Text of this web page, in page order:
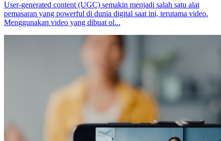
User-generated content (UGC) semakin menjadi salah satu alat
pemasaran yang powerful di dunia digital saat ini, terutama video.
Menggunakan video yang dibuat ol...